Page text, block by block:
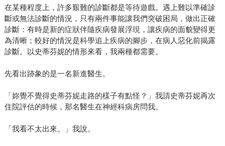
在某種程度上，許多艱難的診斷都是等待遊戲。遇上難以準確診
斷或無法診斷的情況，只有兩件事能讓我們突破困局，做出正確
診斷：有時是新的症狀伴隨疾病發展浮現，讓疾病的面貌變得更
為清晰；較好的情況是科學追上疾病的腳步，在病人惡化前揭露
診斷。以史蒂芬妮的情形來看，我兩種都需要。
先看出跡象的是一名新進醫生。
「妳覺不覺得史蒂芬妮走路的樣子有點怪？」我請史蒂芬妮再次
住院評估的時候，那名醫生在神經科病房問我。
「我看不太出來。」我說。